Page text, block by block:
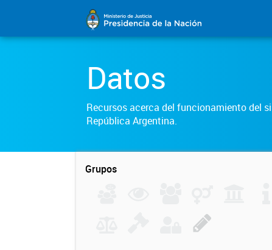
Datos
Recursos acerca del funcionamiento del
República Argentina.
Grupos